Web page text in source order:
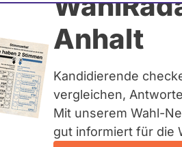
Anhalt
Kandidierende
vergleichen,
Mit unserem Wahl-
gut informiert für die
Leverkusen – Köln IV